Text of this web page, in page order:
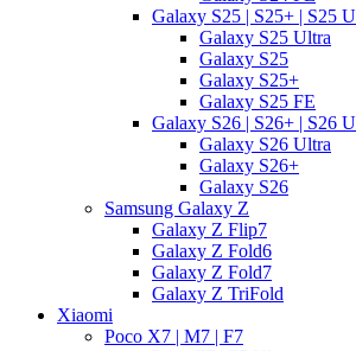
Galaxy S25 | S25+ | S25
Galaxy S25 Ultra
Galaxy S25
Galaxy S25+
Galaxy S25 FE
Galaxy S26 | S26+ | S26
Galaxy S26 Ultra
Galaxy S26+
Galaxy S26
Samsung Galaxy Z
Galaxy Z Flip7
Galaxy Z Fold6
Galaxy Z Fold7
Galaxy Z TriFold
Xiaomi
Poco X7 | M7 | F7